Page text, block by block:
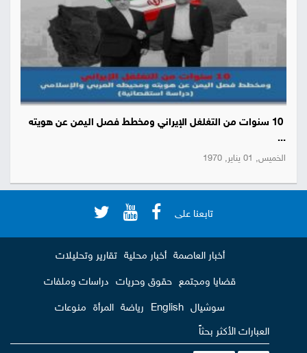
10 سنوات من التغلغل الإيراني ومخطط فصل اليمن عن هويته
...
الخميس, 01 يناير, 1970
تابعنا على
أخبار العاصمة أخبار محلية تقارير وتحليلات
قضايا ومجتمع حقوق وحريات دراسات وملفات
سوشيال English رياضة المرأة منوعات
العبارات الأكثر بحثاً